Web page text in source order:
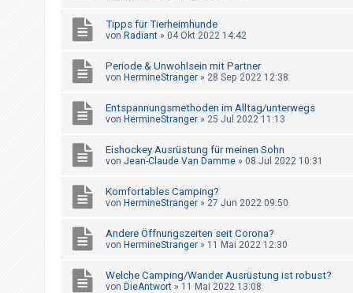
Tipps für Tierheimhunde
von Radiant » 04 Okt 2022 14:42
Periode & Unwohlsein mit Partner
von HermineStranger » 28 Sep 2022 12:38
Entspannungsmethoden im Alltag/unterwegs
von HermineStranger » 25 Jul 2022 11:13
Eishockey Ausrüstung für meinen Sohn
von Jean-Claude Van Damme » 08 Jul 2022 10:31
Komfortables Camping?
von HermineStranger » 27 Jun 2022 09:50
Andere Öffnungszeiten seit Corona?
von HermineStranger » 11 Mai 2022 12:30
Welche Camping/Wander Ausrüstung ist robust?
von DieAntwort » 11 Mai 2022 13:08